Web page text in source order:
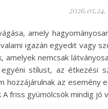
2026.05.24.
amely
igazán egyedit vagy
nemcsak
stílust, az étkezési
hozzájárulnak az
friss gyümölcsök mindig